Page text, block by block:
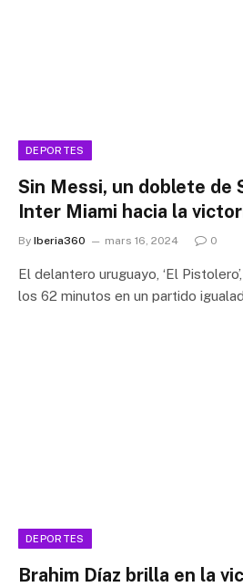
DEPORTES
Sin Messi, un doblete de
Inter Miami hacia la
By Iberia360 mars 16, 2024 0
El delantero uruguayo, ‘El
los 62 minutos en un partido
DEPORTES
Brahim Díaz brilla en la